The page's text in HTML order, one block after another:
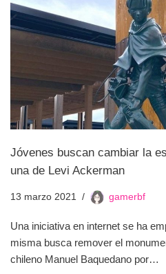
Jóvenes buscan cambiar la
una de Levi Ackerman
13 marzo 2021 gamerbf
Una iniciativa en internet se ha
misma busca remover el
chileno Manuel Baquedano por…